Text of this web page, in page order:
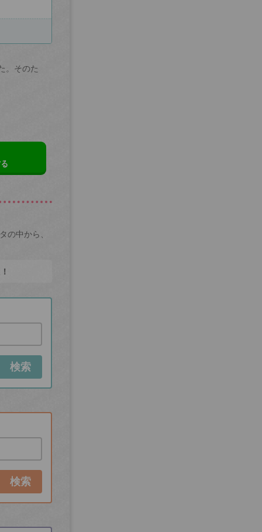
。そのた
の中から、
検索
検索